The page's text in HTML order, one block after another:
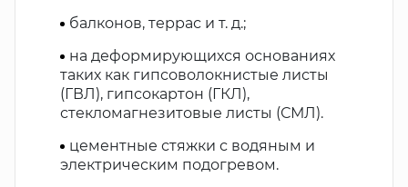
балконов, террас и т. д.;
на деформирующихся основаниях
таких как гипсоволокнистые листы
(ГВЛ), гипсокартон (ГКЛ),
стекломагнезитовые листы (СМЛ).
цементные стяжки с водяным и
электрическим подогревом.